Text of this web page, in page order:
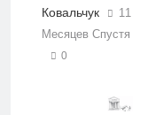
Ковальчук
11
Месяцев Спустя
0